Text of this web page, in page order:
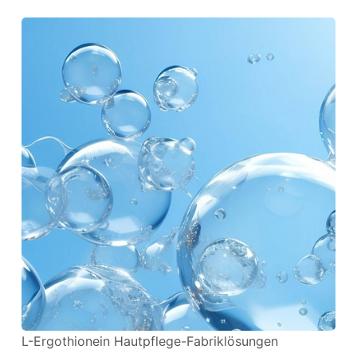
L-Ergothionein Hautpflege-Fabriklösungen